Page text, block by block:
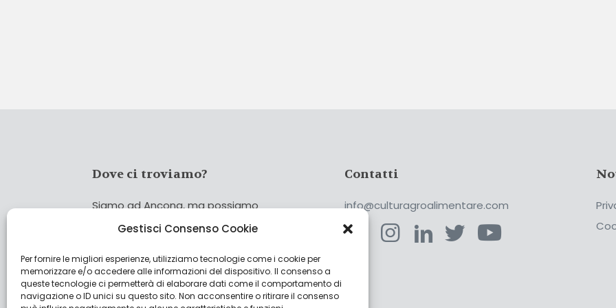
Gestisci Consenso Cookie
Per fornire le migliori esperienze, utilizziamo tecnologie come i cookie per
memorizzare e/o accedere alle informazioni del dispositivo. Il consenso a
queste tecnologie ci permetterà di elaborare dati come il comportamento di
navigazione o ID unici su questo sito. Non acconsentire o ritirare il consenso
Dove ci troviamo?
Siamo ad Ancona, ma possiamo
coprire tutta Italia!
Cerca
Cerca
Contatti
info@culturagroalimentare.com